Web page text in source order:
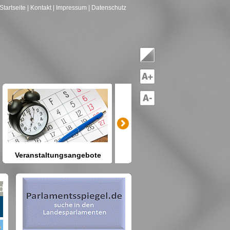
Startseite | Kontakt | Impressum | Datenschutz
Veranstaltungsangebote
Sie Berlin und seine Angebote?
nach Gruppen--->hier drücken